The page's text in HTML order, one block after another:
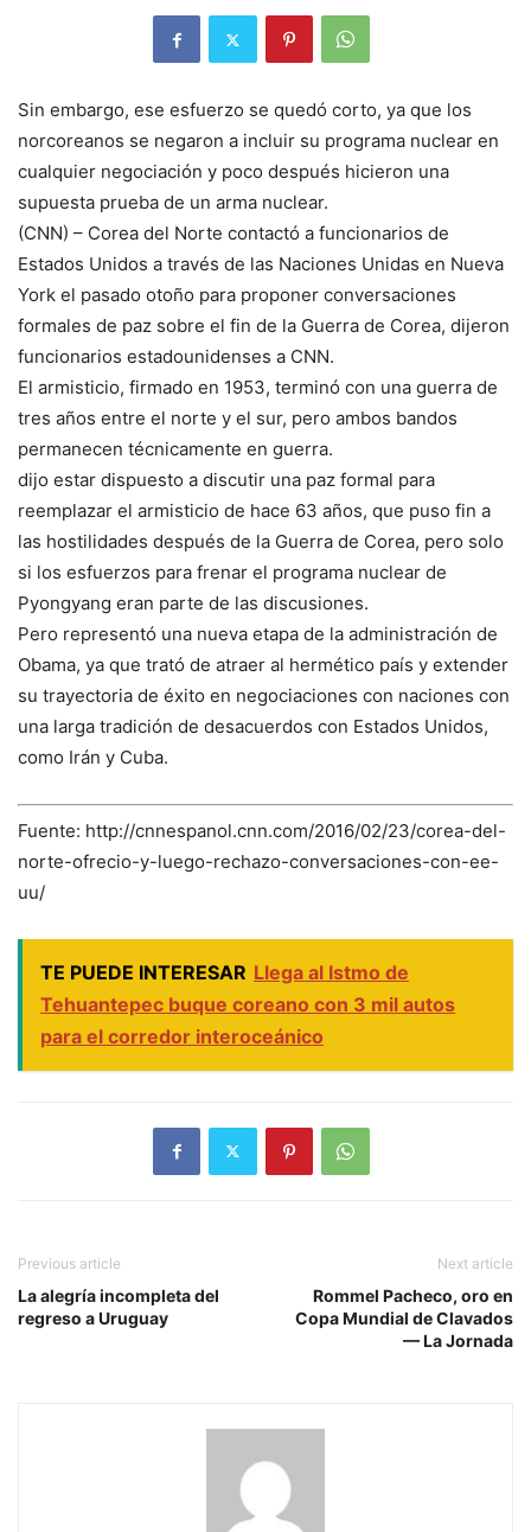
Sin embargo, ese esfuerzo se quedó corto, ya que los
norcoreanos se negaron a incluir su programa nuclear en
cualquier negociación y poco después hicieron una
supuesta prueba de un arma nuclear.
(CNN) – Corea del Norte contactó a funcionarios de
Estados Unidos a través de las Naciones Unidas en Nueva
York el pasado otoño para proponer conversaciones
formales de paz sobre el fin de la Guerra de Corea, dijeron
funcionarios estadounidenses a CNN.
El armisticio, firmado en 1953, terminó con una guerra de
tres años entre el norte y el sur, pero ambos bandos
permanecen técnicamente en guerra.
dijo estar dispuesto a discutir una paz formal para
reemplazar el armisticio de hace 63 años, que puso fin a
las hostilidades después de la Guerra de Corea, pero solo
si los esfuerzos para frenar el programa nuclear de
Pyongyang eran parte de las discusiones.
Pero representó una nueva etapa de la administración de
Obama, ya que trató de atraer al hermético país y extender
su trayectoria de éxito en negociaciones con naciones con
una larga tradición de desacuerdos con Estados Unidos,
como Irán y Cuba.
Fuente: http://cnnespanol.cnn.com/2016/02/23/corea-del-
norte-ofrecio-y-luego-rechazo-conversaciones-con-ee-
uu/
TE PUEDE INTERESAR Llega al Istmo de
Tehuantepec buque coreano con 3 mil autos
para el corredor interoceánico
Previous article
La alegría incompleta del
regreso a Uruguay
Next article
Rommel Pacheco, oro en
Copa Mundial de Clavados
— La Jornada